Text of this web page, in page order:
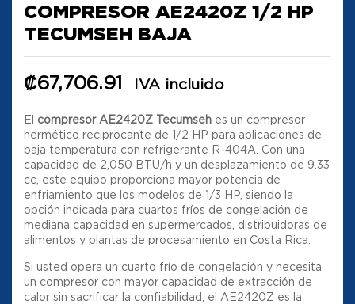
COMPRESOR AE2420Z 1/2 HP
TECUMSEH BAJA
₡67,706.91 IVA incluido
El compresor AE2420Z Tecumseh es un compresor
hermético reciprocante de 1/2 HP para aplicaciones de
baja temperatura con refrigerante R-404A. Con una
capacidad de 2,050 BTU/h y un desplazamiento de 9.33
cc, este equipo proporciona mayor potencia de
enfriamiento que los modelos de 1/3 HP, siendo la
opción indicada para cuartos fríos de congelación de
mediana capacidad en supermercados, distribuidoras de
alimentos y plantas de procesamiento en Costa Rica.
Si usted opera un cuarto frío de congelación y necesita
un compresor con mayor capacidad de extracción de
calor sin sacrificar la confiabilidad, el AE2420Z es la